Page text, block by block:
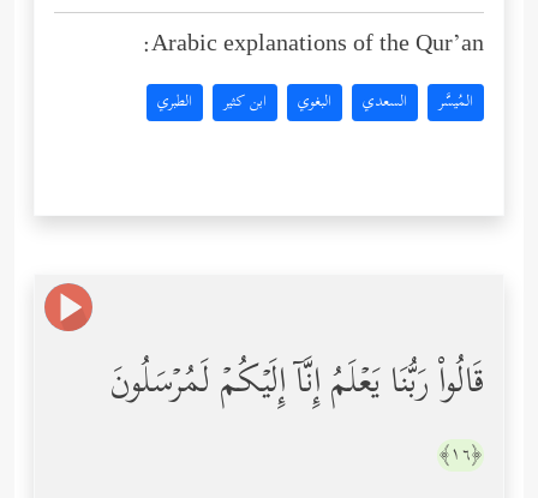
Arabic explanations of the Qur’an:
المُيسَّر السعدي البغوي ابن كثير الطبري
قَالُواْ رَبُّنَا یَعۡلَمُ إِنَّاۤ إِلَیۡكُمۡ لَمُرۡسَلُونَ
﴿١٦﴾